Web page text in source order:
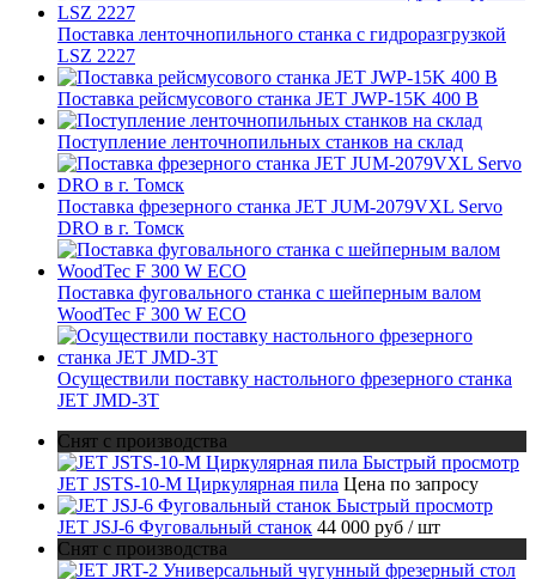
Поставка ленточнопильного станка c гидроразгрузкой
LSZ 2227
Поставка рейсмусового станка JET JWP-15K 400 В
Поступление ленточнопильных станков на склад
Поставка фрезерного станка JET JUM-2079VXL Servo
DRO в г. Томск
Поставка фуговального станка с шейперным валом
WoodTec F 300 W ECO
Осуществили поставку настольного фрезерного станка
JET JMD-3T
Снят с производства
Быстрый просмотр
JET JSTS-10-M Циркулярная пила Цена по запросу
Быстрый просмотр
JET JSJ-6 Фуговальный станок 44 000 руб / шт
Снят с производства